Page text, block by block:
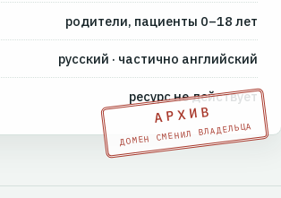
родители, пациенты 0–18 лет
русский · частично английский
ресурс не действует
АРХИВ
ДОМЕН СМЕНИЛ ВЛАДЕЛЬЦА